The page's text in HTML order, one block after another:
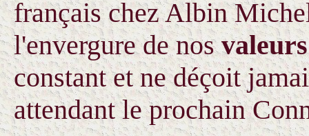
français chez Albin
l'envergure de nos
constant et ne déçoit
attendant le prochain